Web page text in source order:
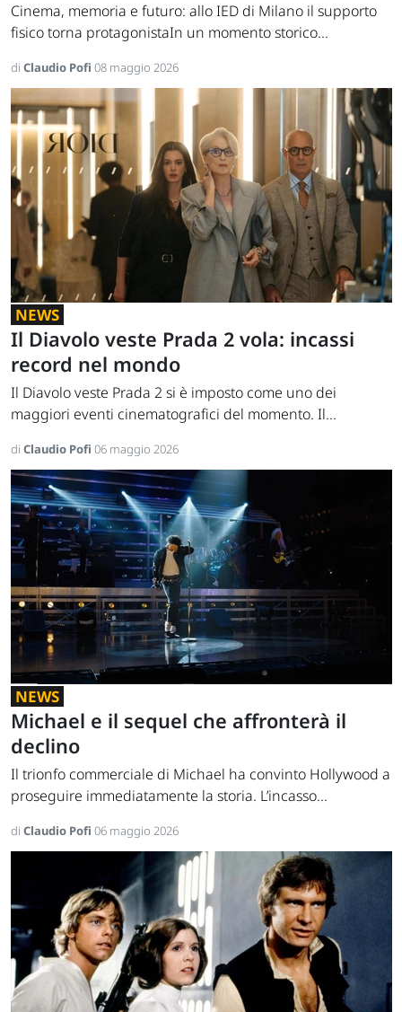
Cinema, memoria e futuro: allo IED di Milano il supporto
fisico torna protagonistaIn un momento storico...
di Claudio Pofi 08 maggio 2026
NEWS
Il Diavolo veste Prada 2 vola: incassi
record nel mondo
Il Diavolo veste Prada 2 si è imposto come uno dei
maggiori eventi cinematografici del momento. Il...
di Claudio Pofi 06 maggio 2026
NEWS
Michael e il sequel che affronterà il
declino
Il trionfo commerciale di Michael ha convinto Hollywood a
proseguire immediatamente la storia. L’incasso...
di Claudio Pofi 06 maggio 2026